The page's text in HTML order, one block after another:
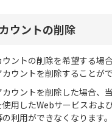
ウントの削除
ントの削除を希望する場
ウントを削除することがで
ウントを削除した場合、
用したWebサービスおよ
利用ができなくなります。